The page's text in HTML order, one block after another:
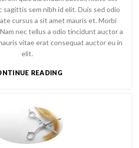
sagittis sem nibh id elit. Duis sed odio
cursus a sit amet mauris et. Morbi
nec tellus a odio tincidunt auctor a
vitae erat consequat auctor eu in
elit.
READING